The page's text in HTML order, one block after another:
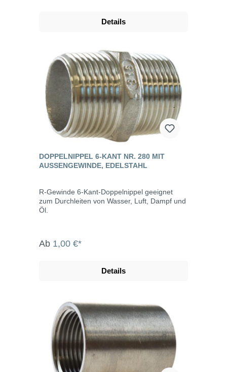
Details
DOPPELNIPPEL 6-KANT NR. 280 MIT
AUSSENGEWINDE, EDELSTAHL
R-Gewinde 6-Kant-Doppelnippel geeignet
zum Durchleiten von Wasser, Luft, Dampf und
Öl.
Ab 1,00 €*
Details